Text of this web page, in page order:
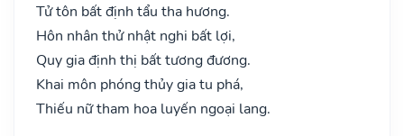
Tử tôn bất định tẩu tha hương.
Hôn nhân thử nhật nghi bất lợi,
Quy gia định thị bất tương đương.
Khai môn phóng thủy gia tu phá,
Thiếu nữ tham hoa luyến ngoại lang.